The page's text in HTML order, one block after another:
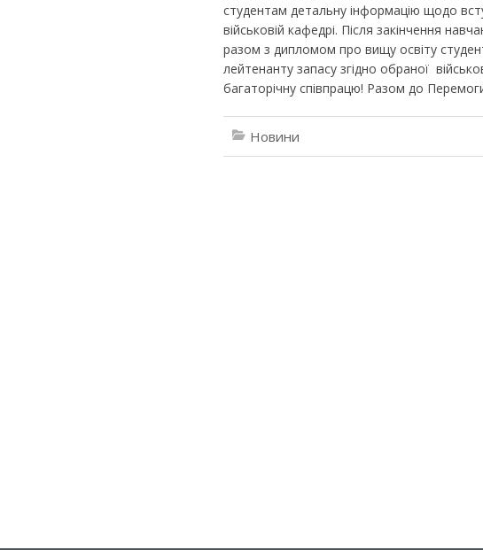
студентам детальну інформацію щодо
військовій кафедрі. Після закінчення
разом з дипломом про вищу освіту
лейтенанту запасу згідно обраної
багаторічну співпрацю! Разом до
Новини